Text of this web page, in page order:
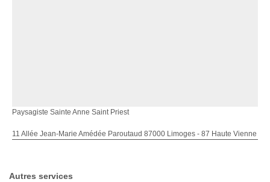
Paysagiste Sainte Anne Saint Priest
11 Allée Jean-Marie Amédée Paroutaud 87000 Limoges - 87 Haute Vienne
Autres services